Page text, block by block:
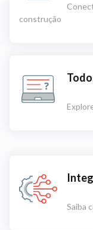
construção
Saiba